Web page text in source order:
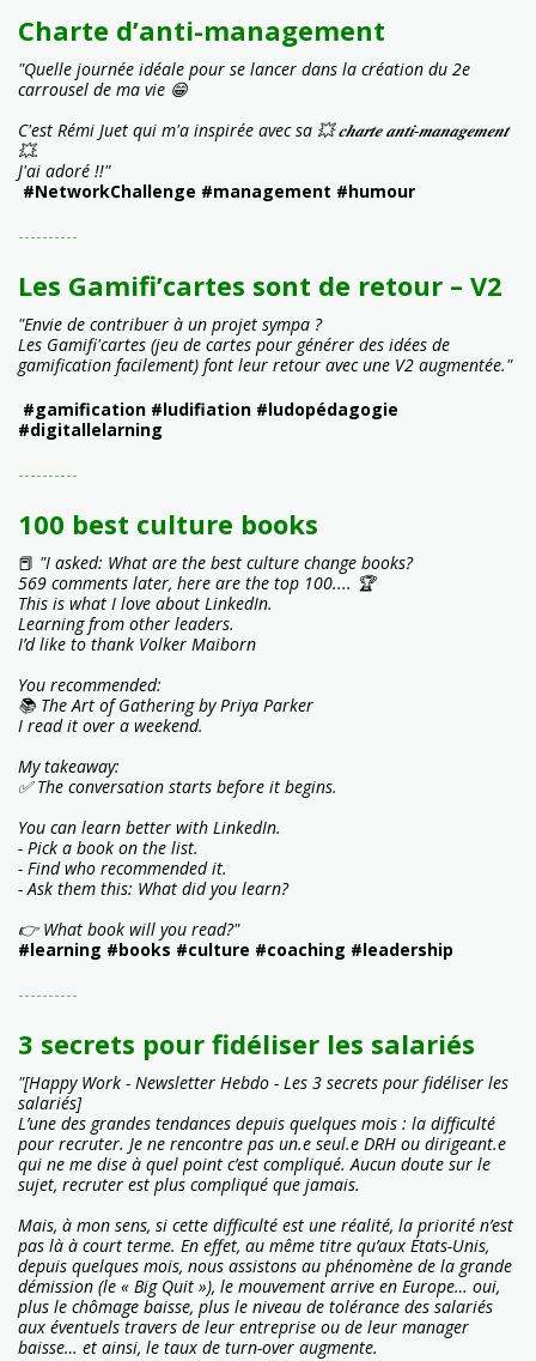
Charte d’anti-management
"Quelle journée idéale pour se lancer dans la création du 2e
carrousel de ma vie 😁
C'est Rémi Juet qui m'a inspirée avec sa 💥 𝒄𝒉𝒂𝒓𝒕𝒆 𝒂𝒏𝒕𝒊-𝒎𝒂𝒏𝒂𝒈𝒆𝒎𝒆𝒏𝒕
💥.
J'ai adoré !!"
#NetworkChallenge #management #humour
----------
Les Gamifi’cartes sont de retour – V2
"Envie de contribuer à un projet sympa ?
Les Gamifi'cartes (jeu de cartes pour générer des idées de
gamification facilement) font leur retour avec une V2 augmentée."
#gamification #ludifiation #ludopédagogie
#digitallelarning
----------
100 best culture books
📕 "I asked: What are the best culture change books?
569 comments later, here are the top 100.... 🏆
This is what I love about LinkedIn.
Learning from other leaders.
I’d like to thank Volker Maiborn
You recommended:
📚 The Art of Gathering by Priya Parker
I read it over a weekend.
My takeaway:
✅ The conversation starts before it begins.
You can learn better with LinkedIn.
- Pick a book on the list.
- Find who recommended it.
- Ask them this: What did you learn?
👉 What book will you read?"
#learning #books #culture #coaching #leadership
----------
3 secrets pour fidéliser les salariés
"[Happy Work - Newsletter Hebdo - Les 3 secrets pour fidéliser les
salariés]
L’une des grandes tendances depuis quelques mois : la difficulté
pour recruter. Je ne rencontre pas un.e seul.e DRH ou dirigeant.e
qui ne me dise à quel point c’est compliqué. Aucun doute sur le
sujet, recruter est plus compliqué que jamais.
Mais, à mon sens, si cette difficulté est une réalité, la priorité n’est
pas là à court terme. En effet, au même titre qu’aux États-Unis,
depuis quelques mois, nous assistons au phénomène de la grande
démission (le « Big Quit »), le mouvement arrive en Europe… oui,
plus le chômage baisse, plus le niveau de tolérance des salariés
aux éventuels travers de leur entreprise ou de leur manager
baisse… et ainsi, le taux de turn-over augmente.